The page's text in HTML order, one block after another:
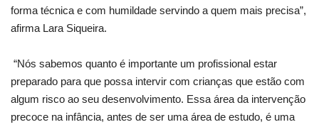
forma técnica e com humildade servindo a quem mais precisa”,
afirma Lara Siqueira.
“Nós sabemos quanto é importante um profissional estar
preparado para que possa intervir com crianças que estão com
algum risco ao seu desenvolvimento. Essa área da intervenção
precoce na infância, antes de ser uma área de estudo, é uma